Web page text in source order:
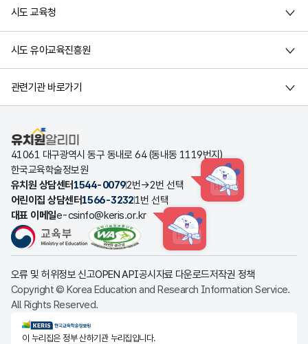
시도 교육청
시도 유아교육진흥원
관련기관 바로가기
유치원알리미
41061 대구광역시 동구 동내로 64 (동내동 1119번지)
한국교육학술정보원
유치원 상담센터 1544-00792번→2번 선택 HINT
어린이집 상담센터1566-32321번 선택
대표 이메일e-csinfo@keris.or.kr
HINT
오류 및 허위정보 신고OPEN API공시자료 다운로드저작권 정책
Copyright © Korea Education and Research Information Service.
All Rights Reserved.
KERIS한국교육학술정보원
이 누리집은 정부 산하기관 누리집입니다.